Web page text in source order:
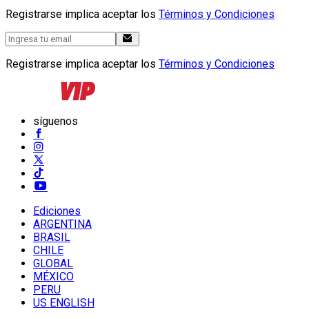
Registrarse implica aceptar los Términos y Condiciones
Registrarse implica aceptar los Términos y Condiciones
síguenos
Ediciones
ARGENTINA
BRASIL
CHILE
GLOBAL
MÉXICO
PERU
US ENGLISH